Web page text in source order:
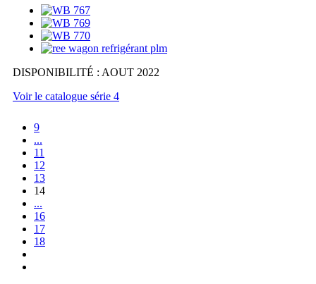
DISPONIBILITÉ : AOUT 2022
Voir le catalogue série 4
9
...
11
12
13
14
...
16
17
18